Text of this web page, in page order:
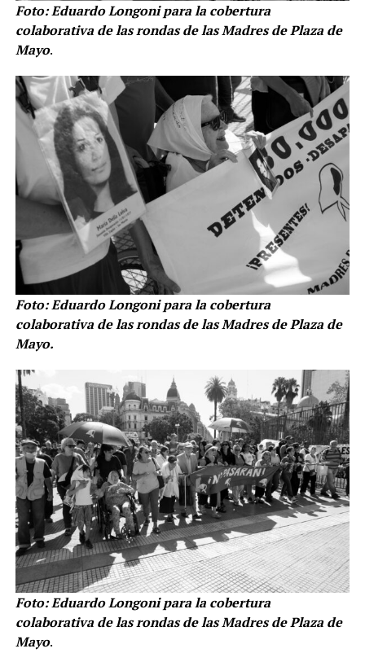
Foto: Eduardo Longoni para la cobertura
colaborativa de las rondas de las Madres de Plaza de
Mayo.
Foto: Eduardo Longoni para la cobertura
colaborativa de las rondas de las Madres de Plaza de
Mayo.
Foto: Eduardo Longoni para la cobertura
colaborativa de las rondas de las Madres de Plaza de
Mayo.